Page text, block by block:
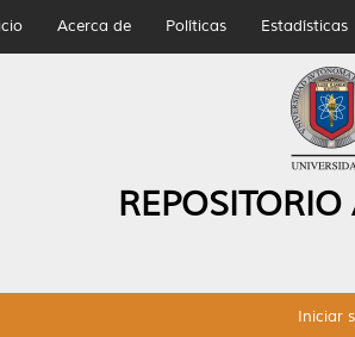
Acerca de Políticas Estadísticas
Iniciar